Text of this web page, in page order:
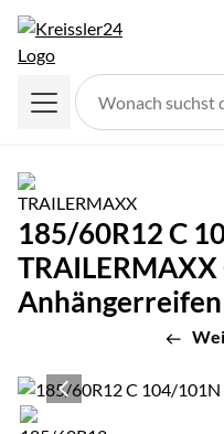
185/60R12 C
TRAILERMAXX
Produktgalerie
Zur Kaufbox springen